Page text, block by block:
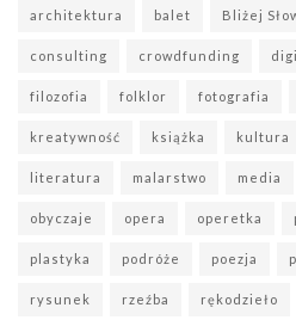
architektura balet Bliżej
consulting crowdfunding
filozofia folklor fotografia
kreatywność książka kultura
literatura malarstwo media
obyczaje opera operetka
plastyka podróże poezja
rysunek rzeźba rękodzieło